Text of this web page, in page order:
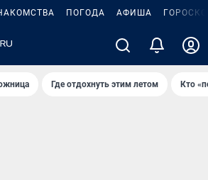
ПОГОДА АФИША
Где отдохнуть этим летом Кто